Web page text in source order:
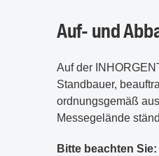
Auf- und
Auf der
Standbauer,
ordnungsgemäß
Messegelände
Bitte beachten Sie: